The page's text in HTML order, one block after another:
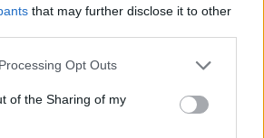
that may further disclose it to other
Opt Outs
of the Sharing of my
szabályzat
archívuma
archívuma